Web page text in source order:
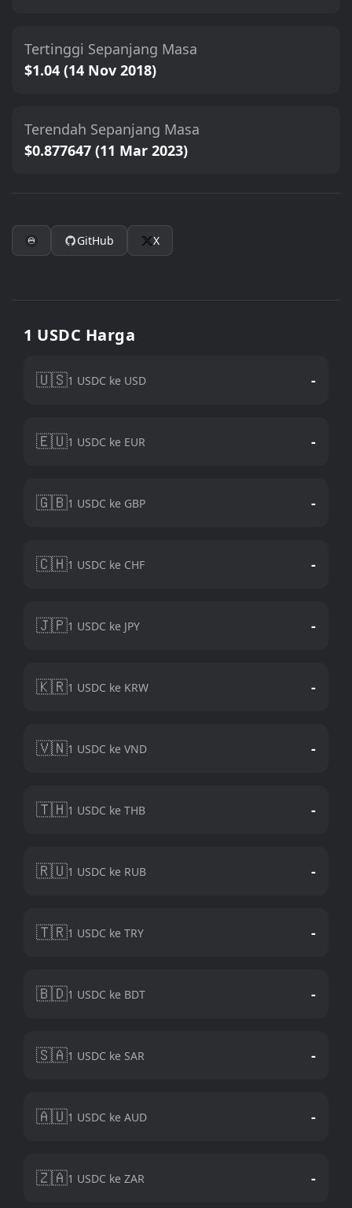
Tertinggi Sepanjang Masa
$1.04 (14 Nov 2018)
Terendah Sepanjang Masa
$0.877647 (11 Mar 2023)
GitHub X
1 USDC Harga
🇺🇸1 USDC ke USD -
🇪🇺1 USDC ke EUR -
🇬🇧1 USDC ke GBP -
🇨🇭1 USDC ke CHF -
🇯🇵1 USDC ke JPY -
🇰🇷1 USDC ke KRW -
🇻🇳1 USDC ke VND -
🇹🇭1 USDC ke THB -
🇷🇺1 USDC ke RUB -
🇹🇷1 USDC ke TRY -
🇧🇩1 USDC ke BDT -
🇸🇦1 USDC ke SAR -
🇦🇺1 USDC ke AUD -
🇿🇦1 USDC ke ZAR -